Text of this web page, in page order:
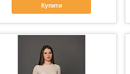
Купити